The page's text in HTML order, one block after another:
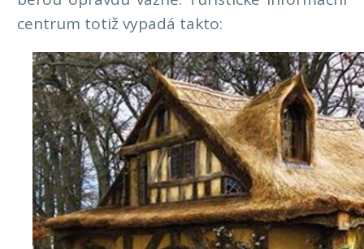
centrum totiž vypadá takto: